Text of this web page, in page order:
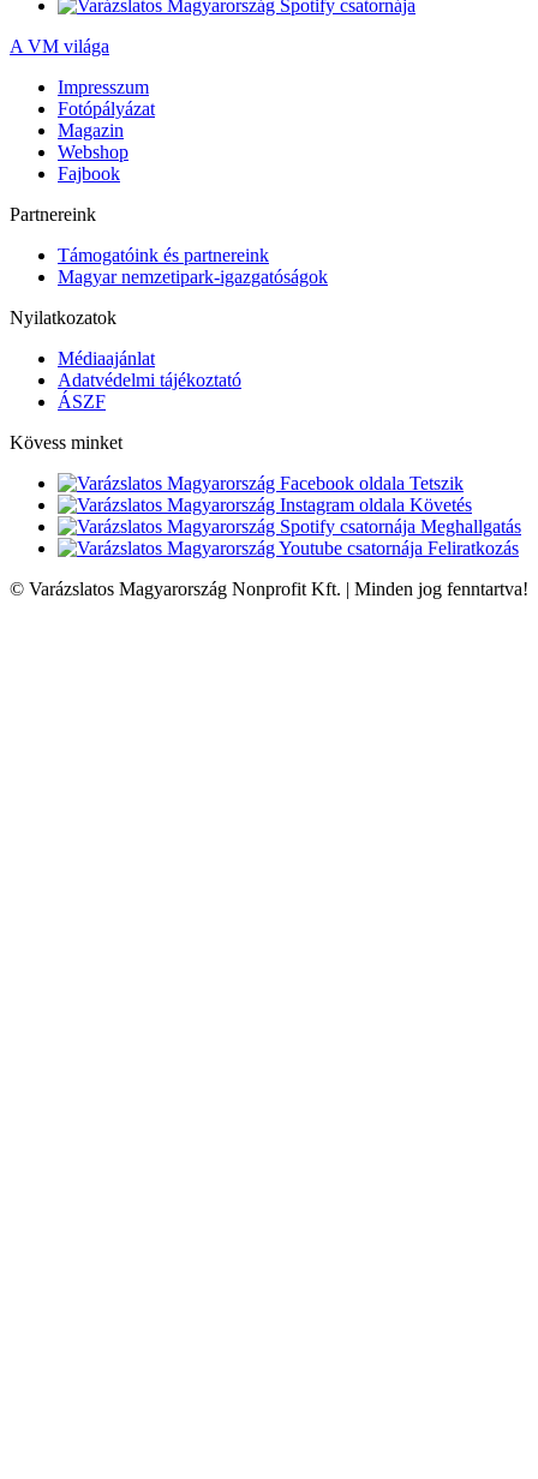
A VM világa
Impresszum
Fotópályázat
Magazin
Webshop
Fajbook
Partnereink
Támogatóink és partnereink
Magyar nemzetipark-igazgatóságok
Nyilatkozatok
Médiaajánlat
Adatvédelmi tájékoztató
ÁSZF
Kövess minket
Tetszik
Követés
Meghallgatás
Feliratkozás
© Varázslatos Magyarország Nonprofit Kft. | Minden jog fenntartva!